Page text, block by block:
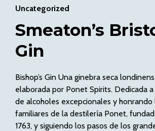
Uncategorized
Smeaton’s
Gin
Bishop’s Gin Una ginebra seca
elaborada por Ponet Spirits. Dedicada
de alcoholes excepcionales y honrando
familiares de la destilería Ponet,
1763, y siguiendo los pasos de los